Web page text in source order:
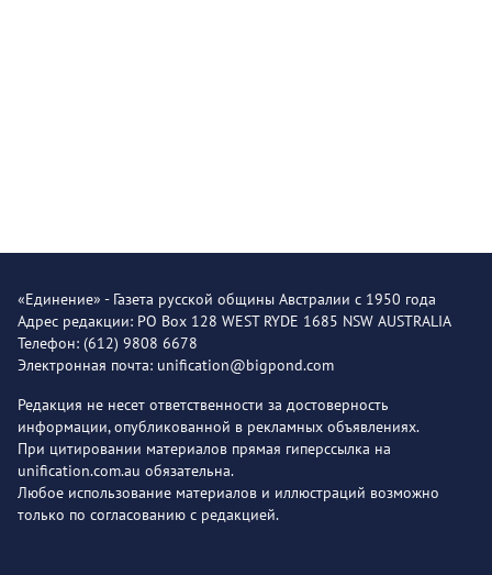
«Единение» - Газета русской общины Австралии с 1950 года
Адрес редакции: PO Box 128 WEST RYDE 1685 NSW AUSTRALIA
Телефон: (612) 9808 6678
Электронная почта: unification@bigpond.com
Редакция не несет ответственности за достоверность
информации, опубликованной в рекламных объявлениях.
При цитировании материалов прямая гиперссылка на
unification.com.au обязательна.
Любое использование материалов и иллюстраций возможно
только по согласованию с редакцией.